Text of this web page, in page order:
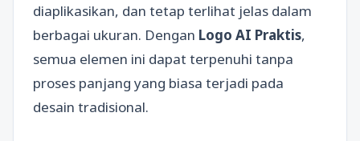
diaplikasikan, dan tetap terlihat jelas dalam
berbagai ukuran. Dengan Logo AI Praktis,
semua elemen ini dapat terpenuhi tanpa
proses panjang yang biasa terjadi pada
desain tradisional.